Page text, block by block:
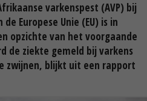
varkenspest (AVP) bij
Europese Unie (EU) is in
opzichte van het voorgaande
de ziekte gemeld bij varkens
zwijnen, blijkt uit een rapport